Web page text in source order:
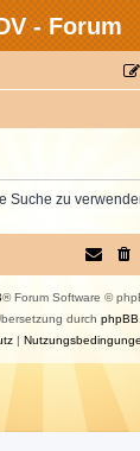
- Forum
Suche zu
® Forum Software ©
durch
|